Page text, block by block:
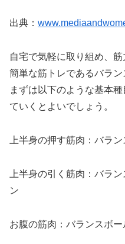
出典：
自宅で気軽に取り組め、
簡単な筋トレであるバラン
まずは以下のような基本
ていくとよいでしょう。
上半身の押す筋肉：バラ
上半身の引く筋肉：バラ
ン
お腹の筋肉：バランスボー